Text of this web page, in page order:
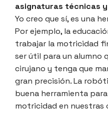
asignaturas técnicas
Yo creo que sí, es una
Por ejemplo, la
trabajar la motricidad
ser útil para un alumno
cirujano y tenga que
gran precisión. La
buena herramienta
motricidad en nuestras